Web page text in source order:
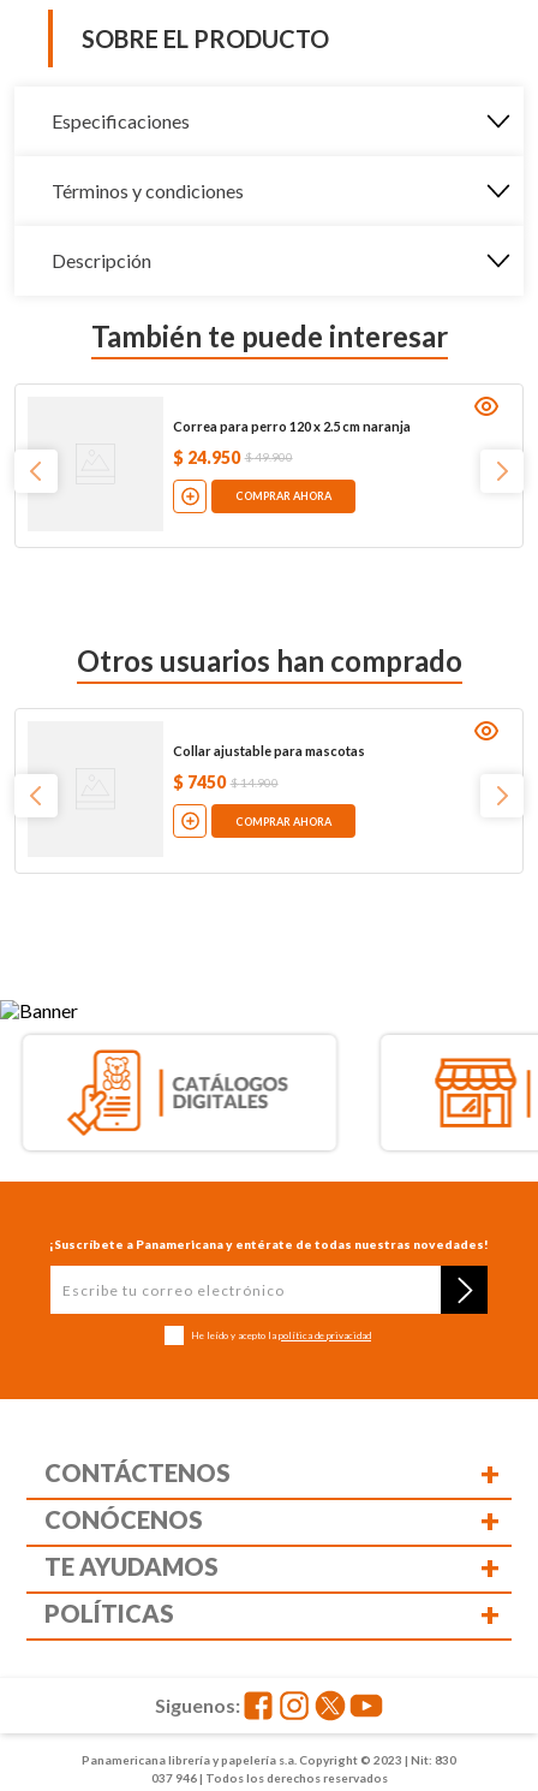
SOBRE EL PRODUCTO
Especificaciones
Términos y condiciones
Descripción
También te puede interesar
Correa para perro 120 x 2.5 cm naranja
$ 24.950 $49.900
COMPRAR AHORA
Otros usuarios han comprado
Collar ajustable para mascotas
$ 7450 $14.900
COMPRAR AHORA
¡Suscríbete a Panamericana y entérate de todas nuestras novedades!
He leído y acepto la política de privacidad
CONTÁCTENOS +
CONÓCENOS +
TE AYUDAMOS +
POLÍTICAS +
Panamericana librería y papelería s.a. Copyright © 2023 | Nit: 830
037 946 | Todos los derechos reservados
Siguenos: